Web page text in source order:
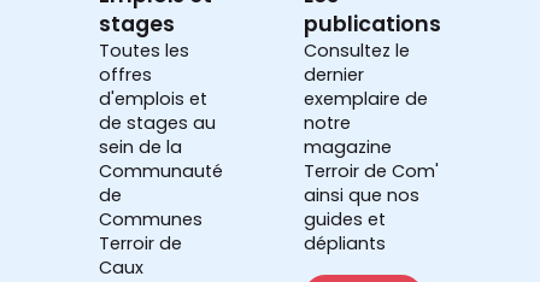
stages
Toutes les
offres
d'emplois et
de stages au
sein de la
Communauté
de
Communes
Terroir de
Caux
publications
Consultez le
dernier
exemplaire de
notre
magazine
Terroir de Com'
ainsi que nos
guides et
dépliants